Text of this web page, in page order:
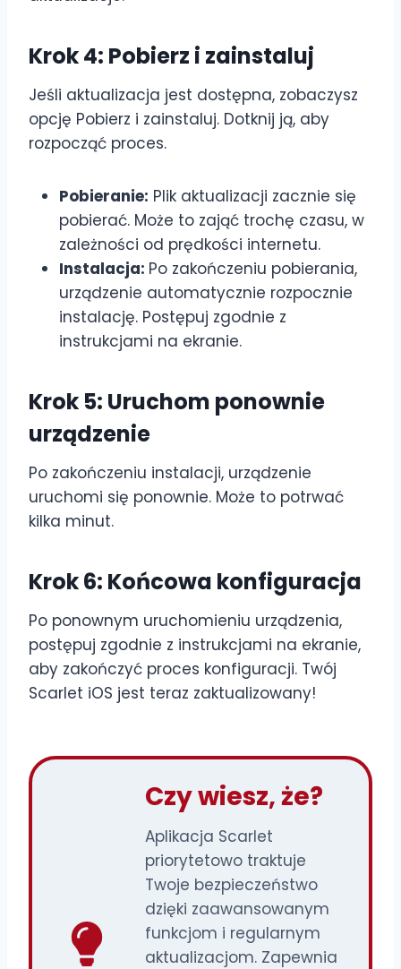
Krok 4: Pobierz i zainstaluj
Jeśli aktualizacja jest dostępna, zobaczysz
opcję Pobierz i zainstaluj. Dotknij ją, aby
rozpocząć proces.
Pobieranie: Plik aktualizacji zacznie się
pobierać. Może to zająć trochę czasu, w
zależności od prędkości internetu.
Instalacja: Po zakończeniu pobierania,
urządzenie automatycznie rozpocznie
instalację. Postępuj zgodnie z
instrukcjami na ekranie.
Krok 5: Uruchom ponownie
urządzenie
Po zakończeniu instalacji, urządzenie
uruchomi się ponownie. Może to potrwać
kilka minut.
Krok 6: Końcowa konfiguracja
Po ponownym uruchomieniu urządzenia,
postępuj zgodnie z instrukcjami na ekranie,
aby zakończyć proces konfiguracji. Twój
Scarlet iOS jest teraz zaktualizowany!
Czy wiesz, że?
Aplikacja Scarlet
priorytetowo traktuje
Twoje bezpieczeństwo
dzięki zaawansowanym
funkcjom i regularnym
aktualizacjom. Zapewnia